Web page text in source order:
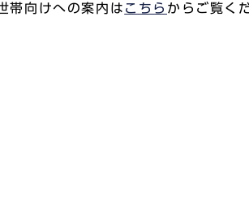
帯向けへの案内は こちら からご覧く